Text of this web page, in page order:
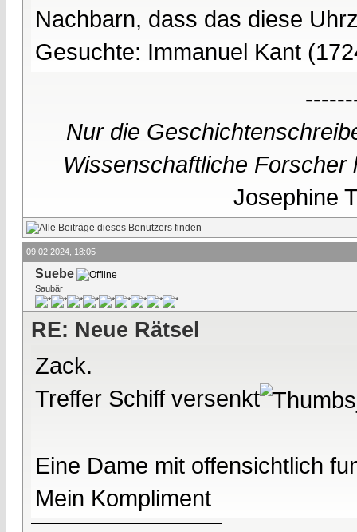
Nachbarn, dass das diese
Gesuchte: Immanuel Kant
Nur die
Wissenschaftliche
Josephine
09.02.2024, 18:05
Suebe
Saubär
RE: Neue Rätsel
Zack.
Treffer Schiff versenkt
Eine Dame mit offensichtlich
Mein Kompliment